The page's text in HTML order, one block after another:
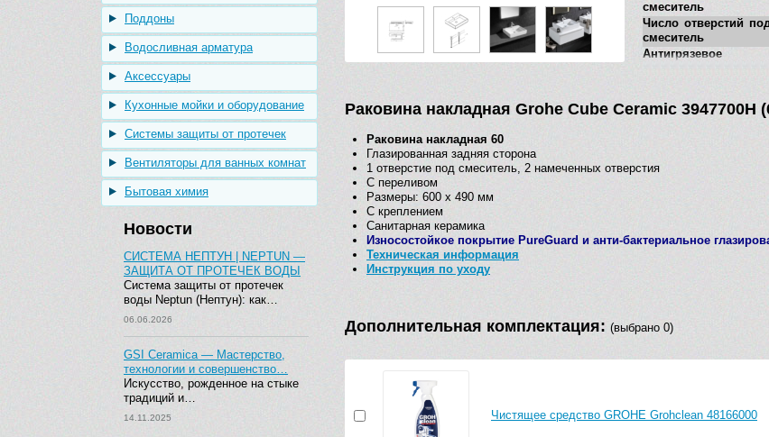
Поддоны
Водосливная арматура
Аксессуары
Кухонные мойки и оборудование
Системы защиты от протечек
Вентиляторы для ванных комнат
Бытовая химия
Новости
СИСТЕМА НЕПТУН | NEPTUN —
ЗАЩИТА ОТ ПРОТЕЧЕК ВОДЫ
Система защиты от протечек
воды Neptun (Нептун): как…
06.06.2026
GSI Ceramica — Мастерство,
технологии и совершенство…
Искусство, рожденное на стыке
традиций и…
14.11.2025
смеситель
Число отверстий
смеситель
Антигрязевое
Стилистика дизайна
Дополнительные
Раковина накладная Grohe Cube Ceramic 3947700H
Раковина накладная 60
Глазированная задняя сторона
1 отверстие под смеситель, 2 намеченных отверстия
С переливом
Размеры: 600 x 490 мм
С креплением
Санитарная керамика
Износостойкое покрытие PureGuard и анти-бактериальное
Техническая информация
Инструкция по уходу
Дополнительная комплектация: (выбрано 0)
Чистящее средство GROHE Grohclean 48166000